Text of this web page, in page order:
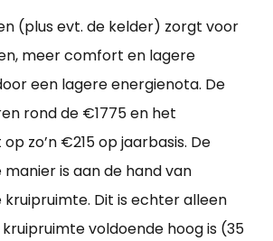
(plus evt. de kelder) zorgt voor
meer comfort en lagere
een lagere energienota. De
rond de €1775 en het
zo’n €215 op jaarbasis. De
is aan de hand van
kruipruimte. Dit is echter alleen
voldoende hoog is (35